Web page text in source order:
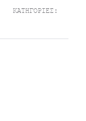
ΚΑΤΗΓΟΡΊΕΣ: